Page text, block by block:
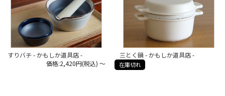
すりバチ - かもしか道具店 -
価格:2,420円(税込) ～
三とく鍋 - かもしか道具店 -
在庫切れ